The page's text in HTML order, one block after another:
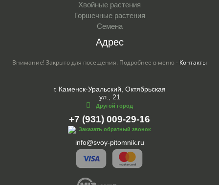
Хвойные растения
Горшечные растения
Семена
Адрес
Внимание! Закрыто для посещения. Подробнее в меню - Контакты
г. Каменск-Уральский, Октябрьская
ул., 21
Другой город
+7 (931) 009-29-16
Заказать обратный звонок
info@svoy-pitomnik.ru